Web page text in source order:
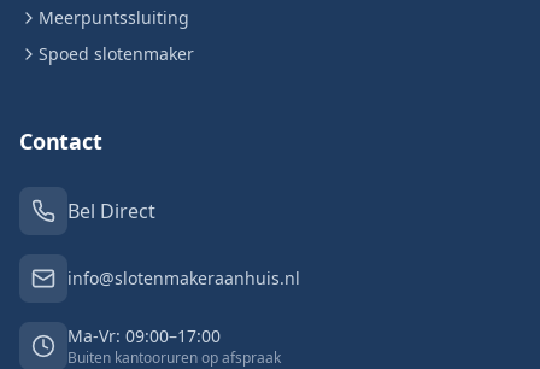
Meerpuntssluiting
Spoed slotenmaker
Contact
Bel Direct
info@slotenmakeraanhuis.nl
Ma-Vr: 09:00–17:00
Buiten kantooruren op afspraak